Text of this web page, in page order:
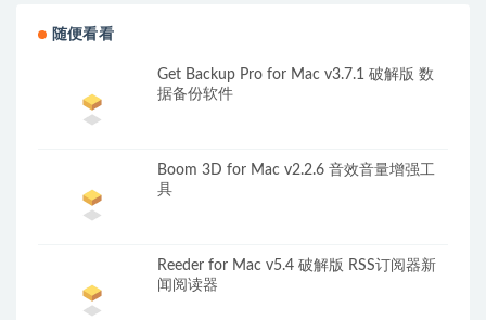
随便看看
Get Backup Pro for Mac v3.7.1 破解版 数
据备份软件
Boom 3D for Mac v2.2.6 音效音量增强工
具
Reeder for Mac v5.4 破解版 RSS订阅器新
闻阅读器